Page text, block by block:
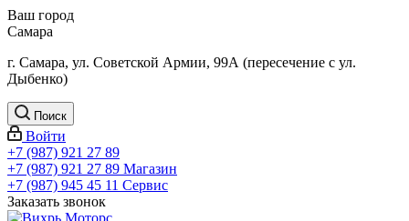
Ваш город
Самара
г. Самара, ул. Советской Армии, 99А (пересечение с ул.
Дыбенко)
Поиск
Войти
+7 (987) 921 27 89
+7 (987) 921 27 89 Магазин
+7 (987) 945 45 11 Сервис
Заказать звонок